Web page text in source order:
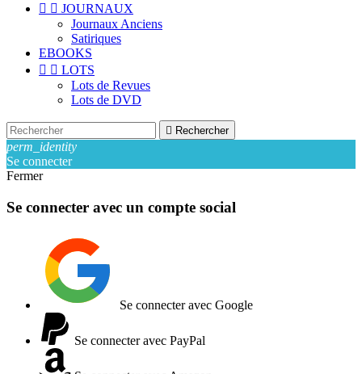
  JOURNAUX
Journaux Anciens
Satiriques
EBOOKS
  LOTS
Lots de Revues
Lots de DVD
 Rechercher
perm_identity
Se connecter
Fermer
Se connecter avec un compte social
Se connecter avec Google
Se connecter avec PayPal